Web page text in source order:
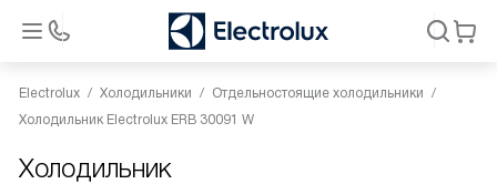
Electrolux Холодильники
Отдельностоящие холодильники
Холодильник Electrolux ERB 30091 W
Холодильник